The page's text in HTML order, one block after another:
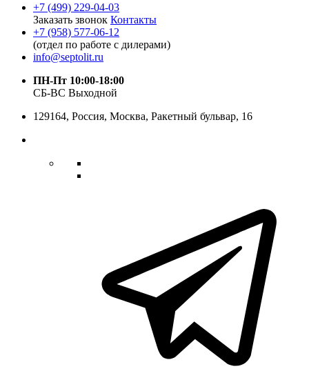
+7 (499) 229-04-03
Заказать звонок Контакты
+7 (958) 577-06-12
(отдел по работе с дилерами)
info@septolit.ru
ПН-Пт 10:00-18:00
СБ-ВС Выходной
129164, Россия, Москва, Ракетный бульвар, 16